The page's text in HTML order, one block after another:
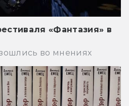
«Фантазия» в
во мнениях